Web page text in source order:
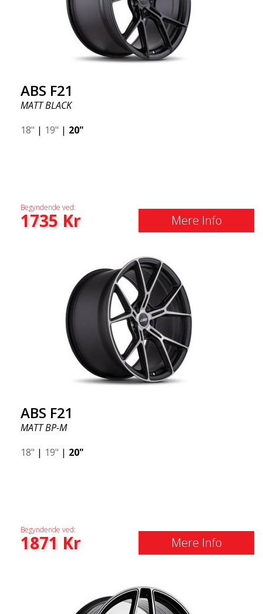
ABS F21
MATT BLACK
18" | 19" | 20"
Begyndende ved:
1735Kr Mere Info
ABS F21
MATT BP-M
18" | 19" | 20"
Begyndende ved:
1871 Kr Mere Info